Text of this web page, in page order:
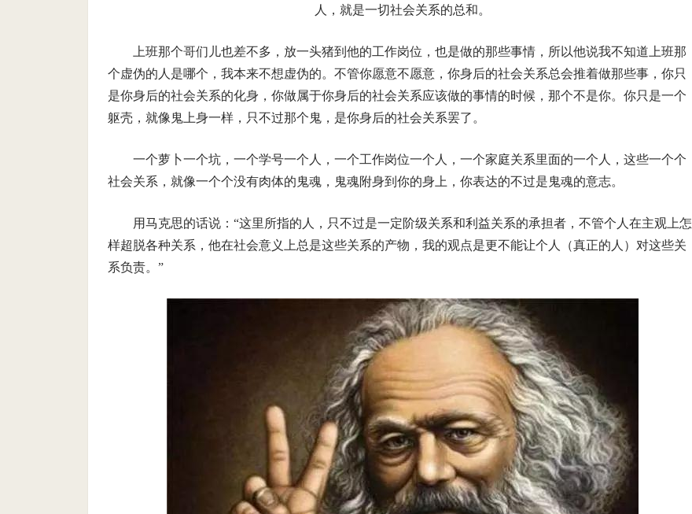
人，就是一切社会关系的总和。
上班那个哥们儿也差不多，放一头猪到他的工作岗位，也是做的那些事情，所以他说我不知道上班那
个虚伪的人是哪个，我本来不想虚伪的。不管你愿意不愿意，你身后的社会关系总会推着做那些事，你只
是你身后的社会关系的化身，你做属于你身后的社会关系应该做的事情的时候，那个不是你。你只是一个
躯壳，就像鬼上身一样，只不过那个鬼，是你身后的社会关系罢了。
一个萝卜一个坑，一个学号一个人，一个工作岗位一个人，一个家庭关系里面的一个人，这些一个个
社会关系，就像一个个没有肉体的鬼魂，鬼魂附身到你的身上，你表达的不过是鬼魂的意志。
用马克思的话说：“这里所指的人，只不过是一定阶级关系和利益关系的承担者，不管个人在主观上怎
样超脱各种关系，他在社会意义上总是这些关系的产物，我的观点是更不能让个人（真正的人）对这些关
系负责。”